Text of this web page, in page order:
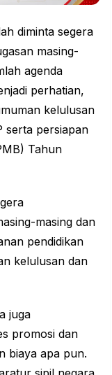
diminta segera
masing-
agenda
perhatian,
kelulusan
serta persiapan
Tahun
masing dan
pendidikan
kelulusan dan
juga
promosi dan
biaya apa pun.